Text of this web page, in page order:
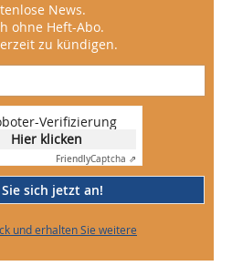
News.
ohne Heft-Abo.
zu kündigen.
Verifizierung
Hier klicken
FriendlyCaptcha ⇗
sich jetzt an!
und erhalten Sie weitere